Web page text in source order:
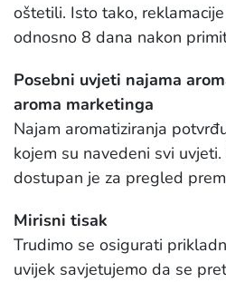
oštetili. Isto tako,
odnosno 8 dana nakon
Posebni uvjeti najama
aroma marketinga
Najam aromatiziranja
kojem su navedeni svi
dostupan je za pregled
Mirisni tisak
Trudimo se osigurati
uvijek savjetujemo da se